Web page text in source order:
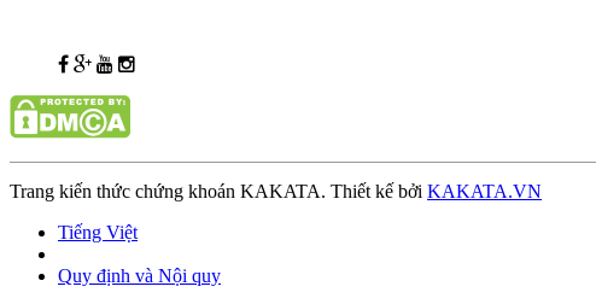
Trang kiến thức chứng khoán KAKATA. Thiết kế bởi KAKATA.VN
Tiếng Việt
Quy định và Nội quy